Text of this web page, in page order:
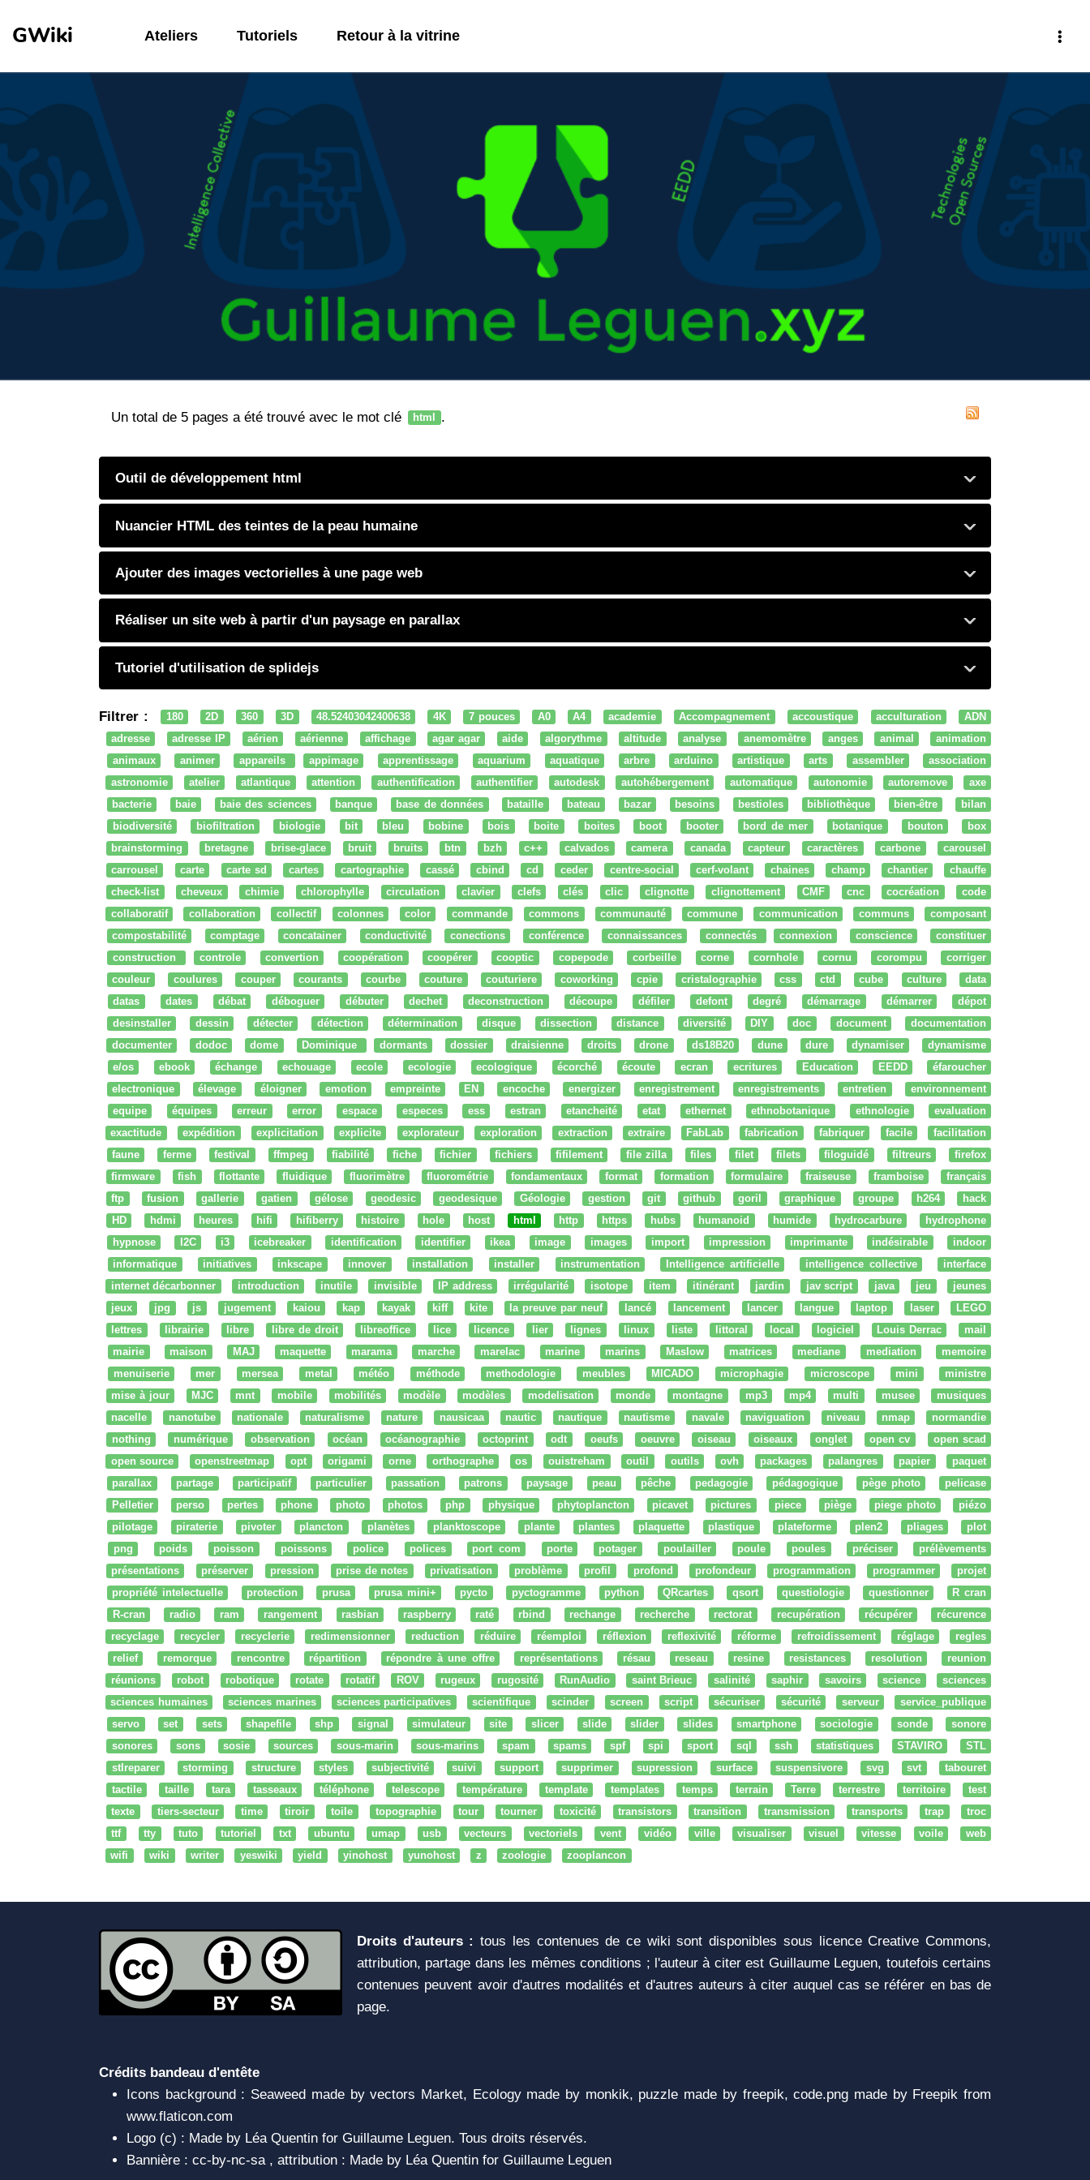
GWiki Ateliers Tutoriels Retour à la vitrine
Un total de 5 pages a été trouvé avec le mot clé html .
Outil de développement html
Nuancier HTML des teintes de la peau humaine
Ajouter des images vectorielles à une page web
Réaliser un site web à partir d'un paysage en parallax
Tutoriel d'utilisation de splidejs
Filtrer : 180 2D 360 3D 48.52403042400638 4K 7 pouces A0 A4 academie Accompagnement accoustique acculturation
ADN
adresse
adresse IP aérien aérienne affichage agar agar aide algorythme altitude analyse anemomètre anges animal
animation
animaux
animer appareils appimage apprentissage aquarium aquatique arbre arduino artistique arts assembler
association
astronomie
atelier atlantique attention authentification authentifier autodesk autohébergement automatique autonomie autoremove
axe
bacterie
baie baie des sciences banque base de données bataille bateau bazar besoins bestioles bibliothèque bien-être
bilan
biodiversité
biofiltration biologie bit bleu bobine bois boite boites boot booter bord de mer botanique bouton
box
brainstorming
bretagne brise-glace bruit bruits btn bzh c++ calvados camera canada capteur caractères carbone
carousel
carrousel
carte carte sd cartes cartographie cassé cbind cd ceder centre-social cerf-volant chaines champ chantier
chauffe
check-list
cheveux chimie chlorophylle circulation clavier clefs clés clic clignotte clignottement CMF cnc cocréation
code
collaboratif
collaboration collectif colonnes color commande commons communauté commune communication communs
composant
compostabilité
comptage concatainer conductivité conections conférence connaissances connectés connexion conscience
constituer
construction
controle convertion coopération coopérer cooptic copepode corbeille corne cornhole cornu corompu
corriger
couleur
coulures couper courants courbe couture couturiere coworking cpie cristalographie css ctd cube culture
data
datas
dates débat déboguer débuter dechet deconstruction découpe défiler defont degré démarrage démarrer
dépot
desinstaller
dessin détecter détection détermination disque dissection distance diversité DIY doc document
documentation
documenter
dodoc dome Dominique dormants dossier draisienne droits drone ds18B20 dune dure dynamiser
dynamisme
e/os
ebook échange echouage ecole ecologie ecologique écorché écoute ecran ecritures Education EEDD
éfaroucher
electronique
élevage éloigner emotion empreinte EN encoche energizer enregistrement enregistrements entretien
environnement
equipe
équipes erreur error espace especes ess estran etancheité etat ethernet ethnobotanique ethnologie
evaluation
exactitude
expédition explicitation explicite explorateur exploration extraction extraire FabLab fabrication fabriquer facile
facilitation
faune
ferme festival ffmpeg fiabilité fiche fichier fichiers fifilement file zilla files filet filets filoguidé filtreurs
firefox
firmware
fish flottante fluidique fluorimètre fluorométrie fondamentaux format formation formulaire fraiseuse framboise
français
ftp
fusion gallerie gatien gélose geodesic geodesique Géologie gestion git github goril graphique groupe h264
hack
HD
hdmi heures hifi hifiberry histoire hole host html http https hubs humanoid humide hydrocarbure
hydrophone
hypnose
I2C i3 icebreaker identification identifier ikea image images import impression imprimante indésirable
indoor
informatique
initiatives inkscape innover installation installer instrumentation Intelligence artificielle intelligence collective
interface
internet décarbonner
introduction inutile invisible IP address irrégularité isotope item itinérant jardin jav script java jeu
jeunes
jeux
jpg js jugement kaiou kap kayak kiff kite la preuve par neuf lancé lancement lancer langue laptop laser
LEGO
lettres
librairie libre libre de droit libreoffice lice licence lier lignes linux liste littoral local logiciel Louis Derrac
mail
mairie
maison MAJ maquette marama marche marelac marine marins Maslow matrices mediane mediation
memoire
menuiserie
mer mersea metal météo méthode methodologie meubles MICADO microphagie microscope mini
ministre
mise à jour
MJC mnt mobile mobilités modèle modèles modelisation monde montagne mp3 mp4 multi musee
musiques
nacelle
nanotube nationale naturalisme nature nausicaa nautic nautique nautisme navale naviguation niveau nmap
normandie
nothing
numérique observation océan océanographie octoprint odt oeufs oeuvre oiseau oiseaux onglet open cv
open scad
open source
openstreetmap opt origami orne orthographe os ouistreham outil outils ovh packages palangres papier
paquet
parallax
partage participatif particulier passation patrons paysage peau pêche pedagogie pédagogique pège photo
pelicase
Pelletier
perso pertes phone photo photos php physique phytoplancton picavet pictures piece piège piege photo
piézo
pilotage
piraterie pivoter plancton planètes planktoscope plante plantes plaquette plastique plateforme plen2 pliages
plot
png
poids poisson poissons police polices port com porte potager poulailler poule poules préciser
prélèvements
présentations
préserver pression prise de notes privatisation problème profil profond profondeur programmation programmer
projet
propriété intelectuelle
protection prusa prusa mini+ pycto pyctogramme python QRcartes qsort questiologie questionner
R cran
R-cran
radio ram rangement rasbian raspberry raté rbind rechange recherche rectorat recupération récupérer
récurence
recyclage
recycler recyclerie redimensionner reduction réduire réemploi réflexion reflexivité réforme refroidissement réglage
regles
relief
remorque rencontre répartition répondre à une offre représentations résau reseau resine resistances resolution
reunion
réunions
robot robotique rotate rotatif ROV rugeux rugosité RunAudio saint Brieuc salinité saphir savoirs science
sciences
sciences humaines
sciences marines sciences participatives scientifique scinder screen script sécuriser sécurité serveur
service_publique
servo
set sets shapefile shp signal simulateur site slicer slide slider slides smartphone sociologie sonde
sonore
sonores
sons sosie sources sous-marin sous-marins spam spams spf spi sport sql ssh statistiques STAVIRO
STL
stlreparer
storming structure styles subjectivité suivi support supprimer supression surface suspensivore svg svt
tabouret
tactile
taille tara tasseaux téléphone telescope température template templates temps terrain Terre terrestre territoire
test
texte
tiers-secteur time tiroir toile topographie tour tourner toxicité transistors transition transmission transports trap
troc
ttf
tty tuto tutoriel txt ubuntu umap usb vecteurs vectoriels vent vidéo ville visualiser visuel vitesse voile
web
wifi
wiki writer yeswiki yield yinohost yunohost z zoologie zooplancon
Droits d'auteurs : tous les contenues de ce wiki sont disponibles sous licence Creative Commons,
attribution, partage dans les mêmes conditions ; l'auteur à citer est Guillaume Leguen, toutefois certains
contenues peuvent avoir d'autres modalités et d'autres auteurs à citer auquel cas se référer en bas de
page.
Crédits bandeau d'entête
Icons background : Seaweed made by vectors Market, Ecology made by monkik, puzzle made by freepik, code.png made by Freepik from
www.flaticon.com
Logo (c) : Made by Léa Quentin for Guillaume Leguen. Tous droits réservés.
Bannière : cc-by-nc-sa , attribution : Made by Léa Quentin for Guillaume Leguen